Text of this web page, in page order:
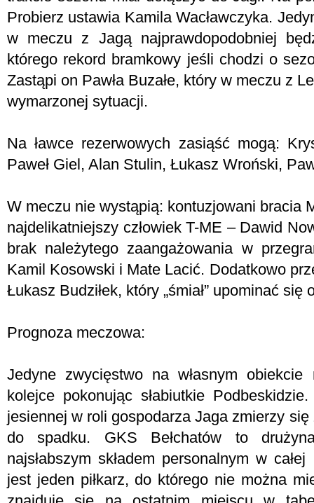
Probierz ustawia Kamila Wacławczyka.
w meczu z Jagą najprawdopodobniej
którego rekord bramkowy jeśli chodzi o
Zastąpi on Pawła Buzałe, który w meczu z
wymarzonej sytuacji.
Na ławce rezerwowych zasiąść mogą:
Paweł Giel, Alan Stulin, Łukasz Wroński,
W meczu nie wystąpią: kontuzjowani bracia
najdelikatniejszy człowiek T-ME – Dawid
brak należytego zaangażowania w
Kamil Kosowski i Mate Lacić. Dodatkowo
Łukasz Budziłek, który „śmiał” upominać się
Prognoza meczowa:
Jedyne zwycięstwo na własnym
kolejce pokonując słabiutkie
jesiennej w roli gospodarza Jaga zmierzy
do spadku. GKS Bełchatów to
najsłabszym składem personalnym w
jest jeden piłkarz, do którego nie można